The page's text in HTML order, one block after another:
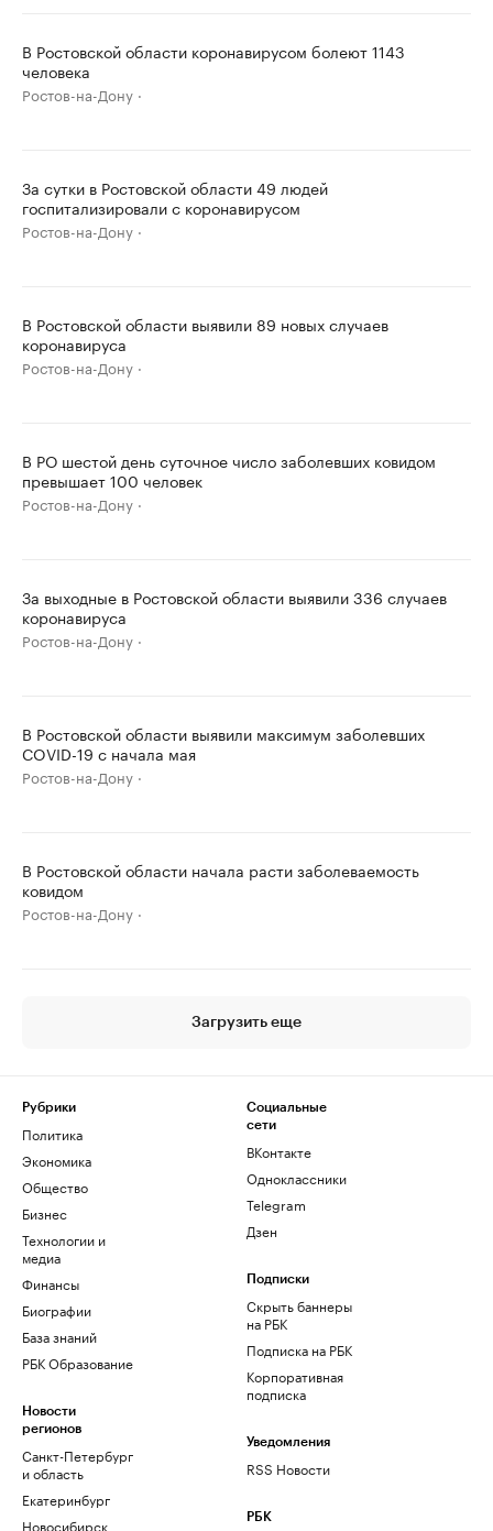
В Ростовской области коронавирусом болеют 1143
человека
Ростов-на-Дону
За сутки в Ростовской области 49 людей
госпитализировали с коронавирусом
Ростов-на-Дону
В Ростовской области выявили 89 новых случаев
коронавируса
Ростов-на-Дону
В РО шестой день суточное число заболевших ковидом
превышает 100 человек
Ростов-на-Дону
За выходные в Ростовской области выявили 336 случаев
коронавируса
Ростов-на-Дону
В Ростовской области выявили максимум заболевших
COVID-19 с начала мая
Ростов-на-Дону
В Ростовской области начала расти заболеваемость
ковидом
Ростов-на-Дону
Загрузить еще
Рубрики
Политика
Экономика
Общество
Бизнес
Технологии и
медиа
Финансы
Биографии
База знаний
РБК Образование
Новости
регионов
Санкт-Петербург
и область
Екатеринбург
Новосибирск
Социальные
сети
ВКонтакте
Одноклассники
Telegram
Дзен
Подписки
Скрыть баннеры
на РБК
Подписка на РБК
Корпоративная
подписка
Уведомления
RSS Новости
РБК